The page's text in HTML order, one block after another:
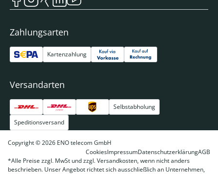
Zahlungsarten
Kartenzahlung
Versandarten
Selbstabholung
Speditionsversand
Copyright © 2026 ENO telecom GmbH
CookiesImpressumDatenschutzerklärungAGB
*Alle Preise zzgl. MwSt und zzgl. Versandkosten, wenn nicht anders
beschrieben. Unser Angebot richtet sich ausschließlich an Unternehmen,